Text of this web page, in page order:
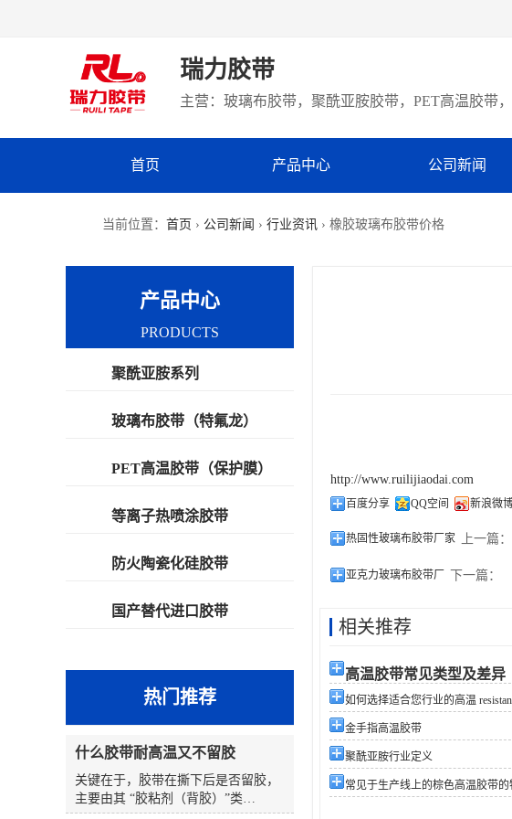
瑞力胶带
主营：玻璃布胶带，聚酰亚胺胶带，PET高温胶带
首页 产品中心 公司新闻
当前位置： 首页 › 公司新闻 › 行业资讯 › 橡胶玻璃布胶带价格
http://www.ruilijiaodai.com
百度分享 QQ空间 新浪微
上一篇：
热固性玻璃布胶带厂家
下一篇：
亚克力玻璃布胶带厂
相关推荐
高温胶带常见类型及差异
如何选择适合您行业的高温
金手指高温胶带
聚酰亚胺行业定义
常见于生产线上的棕色高温胶带的
产品中心
PRODUCTS
聚酰亚胺系列
玻璃布胶带（特氟龙）
PET高温胶带（保护膜）
等离子热喷涂胶带
防火陶瓷化硅胶带
国产替代进口胶带
热门推荐
什么胶带耐高温又不留胶
关键在于，胶带在撕下后是否留胶，
主要由其 “胶粘剂（背胶）”类